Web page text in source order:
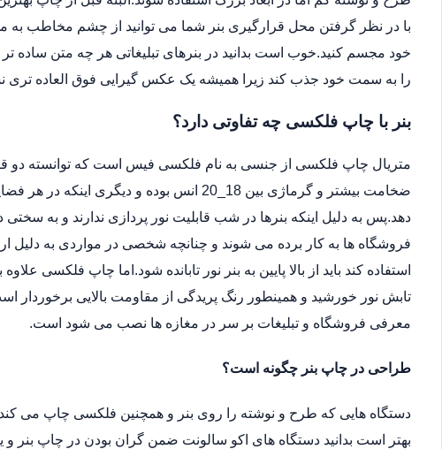
با در نظر گرفتن محل قرارگیری بنر شما می توانید از چشم مخاطب به
خود مجسم کنید.خوب است بدانید در بنرهای تبلیغاتی هر چه متن ساده
را به سمت خود جذب کند زیرا همیشه یک عکس گیرایی فوق العاده
بنر با چاپ فلکسی چه تفاوتی دارد؟
متریال چاپ فلکسی از جنسی به نام فلکسی فیس است که توانسته دو
ضخامت بیشتر و گرماژی بین 18_20 انس بوده و
دهد.پس به دلیل اینکه بنرها در شب قابلیت نور پردازی ندارند و به
فروشگاه ها به کار برده می شوند و چنانچه شخصی در مواردی به دلیل
استفاده کند باید از بالا پایین به بنر نور تابانده شود.اما چاپ فلکسی
تابش نور خورشید و همینطور رنگ پریدگی از مقاومت بالایی برخوردار
معرفی فروشگاه و تبلیغات بر سر در مغازه ها نصب می شود است.
طراحی در چاپ بنر چگونه است؟
دستگاه هایی که طرح و نوشته را روی بنر و همچنین فلکسی چاپ می
بهتر است بدانید دستگاه های اکو سالونت ضمن گران بودن در چاپ بنر